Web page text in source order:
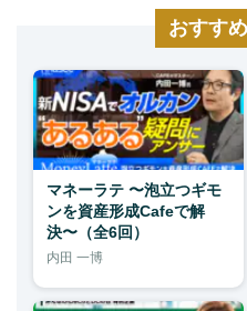
おすす
マネーラテ 〜泡立つギモ
ンを資産形成Cafeで解
決〜（全6回）
内田 一博